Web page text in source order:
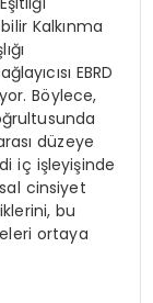
Kalkınma
EBRD
Böylece,
düzeye
iç işleyişinde
cinsiyet
bu
ortaya